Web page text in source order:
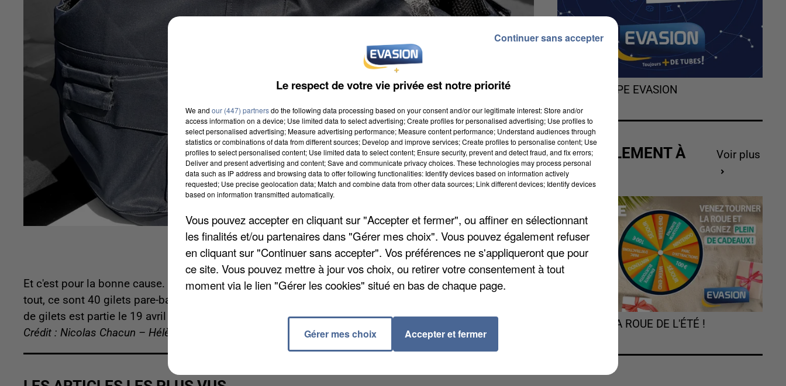
Et c'est pour la bonne cause. Les agents souhaitent protéger les civils ukrainiens, selonLa Marne
tout, ce sont 40 gilets pare-balles et 100 plaques anti-trauma qui ont été récoltés. La première livraison
de gilets est partie le 19 avril dernier.
Crédit : Nicolas Chacun – Hélène Virat
L'HOROSCOPE EVASION
ACTUELLEMENT À
GAGNER
Voir plus
TOURNEZ LA ROUE DE L'ÉTÉ !
Le respect de votre vie privée est notre priorité
We and our (447) partnersdo the following data processing based on your consent and/or our legitimate interest: Store and/or
access information on a device; Use limited data to select advertising; Create profiles for personalised advertising; Use profiles to
select personalised advertising; Measure advertising performance; Measure content performance; Understand audiences through
statistics or combinations of data from different sources; Develop and improve services; Create profiles to personalise content; Use
profiles to select personalised content; Use limited data to select content; Ensure security, prevent and detect fraud, and fix errors;
Deliver and present advertising and content; Save and communicate privacy choices. These technologies may process personal
data such as IP address and browsing data to offer following functionalities: Identify devices based on information actively
requested; Use precise geolocation data; Match and combine data from other data sources; Link different devices; Identify devices
based on information transmitted automatically.
Vous pouvez accepter en cliquant sur "Accepter et fermer", ou affiner en sélectionnant
les finalités et/ou partenaires dans "Gérer mes choix". Vous pouvez également refuser
en cliquant sur "Continuer sans accepter". Vos préférences ne s'appliqueront que pour
ce site. Vous pouvez mettre à jour vos choix, ou retirer votre consentement à tout
moment via le lien "Gérer les cookies" situé en bas de chaque page.
Gérer mes choix Accepter et fermer
Continuer sans accepter